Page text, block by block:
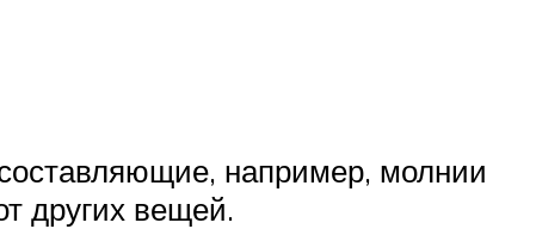
например, молнии
других вещей.